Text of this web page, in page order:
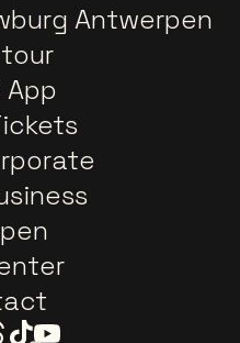
Antwerpen
App
TiktokYoutube